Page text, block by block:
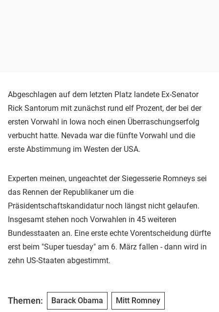
Abgeschlagen auf dem letzten Platz landete Ex-Senator
Rick Santorum mit zunächst rund elf Prozent, der bei der
ersten Vorwahl in Iowa noch einen Überraschungserfolg
verbucht hatte. Nevada war die fünfte Vorwahl und die
erste Abstimmung im Westen der USA.
Experten meinen, ungeachtet der Siegesserie Romneys sei
das Rennen der Republikaner um die
Präsidentschaftskandidatur noch längst nicht gelaufen.
Insgesamt stehen noch Vorwahlen in 45 weiteren
Bundesstaaten an. Eine erste echte Vorentscheidung dürfte
erst beim "Super tuesday" am 6. März fallen - dann wird in
zehn US-Staaten abgestimmt.
Themen: Barack Obama Mitt Romney